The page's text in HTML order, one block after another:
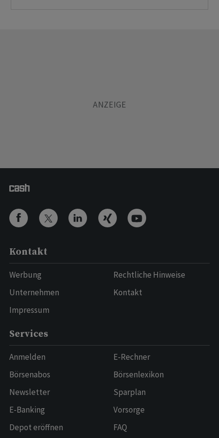
Kontakt
Werbung
Unternehmen
Impressum
Rechtliche Hinweise
Kontakt
Services
Anmelden
Börsenabos
Newsletter
E-Banking
Depot eröffnen
E-Rechner
Börsenlexikon
Sparplan
Vorsorge
FAQ